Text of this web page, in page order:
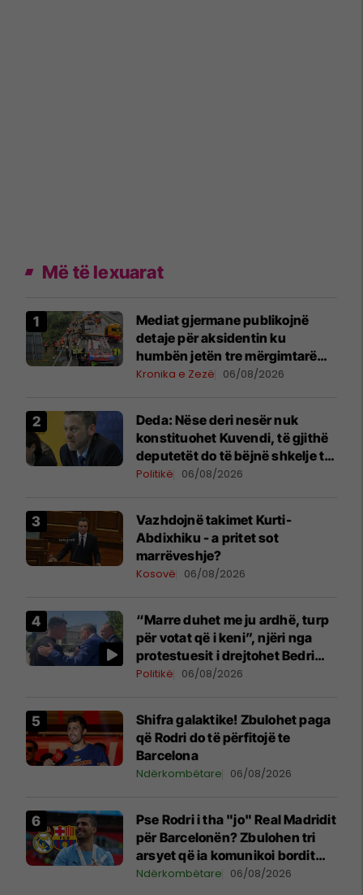
Më të lexuarat
Mediat gjermane publikojnë
detaje për aksidentin ku
humbën jetën tre mërgimtarë
nga Komogllava e Ferizajt
Kronika e Zezë 06/08/2026
Deda: Nëse deri nesër nuk
konstituohet Kuvendi, të gjithë
deputetët do të bëjnë shkelje të
rëndë kushtetuese
Politikë 06/08/2026
Vazhdojnë takimet Kurti-
Abdixhiku - a pritet sot
marrëveshje?
Kosovë 06/08/2026
“Marre duhet me ju ardhë, turp
për votat që i keni”, njëri nga
protestuesit i drejtohet Bedri
Hamzës
Politikë 06/08/2026
Shifra galaktike! Zbulohet paga
që Rodri do të përfitojë te
Barcelona
Ndërkombëtare 06/08/2026
Pse Rodri i tha "jo" Real Madridit
për Barcelonën? Zbulohen tri
arsyet që ia komunikoi bordit
madrilen
Ndërkombëtare 06/08/2026